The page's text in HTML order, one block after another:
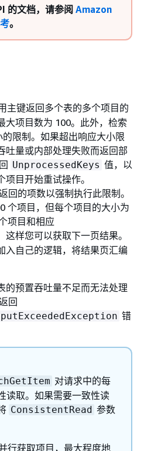
的文档，请参阅 Amazon
。
主键返回多个表的多个项目的
大项目数为 100。此外，检索
限制。如果超出响应大小限
吐量或内部处理失败而返回部
UnprocessedKeys 值，以
目开始重试操作。
回的项数以强制执行此限制。
个项目，但每个项目的大小为
项目和相应
这样您可以获取下一页结果。
入自己的逻辑，将结果页汇编
的预置吞吐量不足而无法处理
回
错
对请求中的每
读取。如果需要一致性读
ConsistentRead 参数
行获取项目，最大程度地